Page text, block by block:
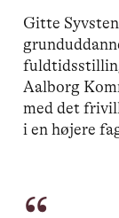
Gitte
Aalborg
med det
i en højere